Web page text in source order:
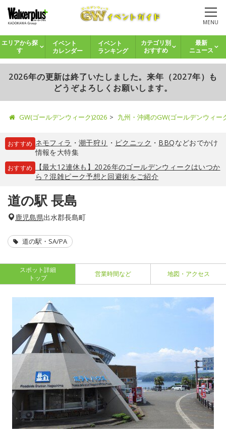
MENU
エリアから探
す
イベント
カレンダー
イベント
ランキング
カテゴリ別
おすすめ
最新
ニュース
2026年の更新は終了いたしました。来年（2027年）も
どうぞよろしくお願いします。
GW(ゴールデンウィーク)2026 九州・沖縄のGW(ゴールデンウィ
おすすめ ネモフィラ ・ 潮干狩り ・ ピクニック ・ BBQなどおでかけ
情報を大特集
おすすめ
【最大12連休も】2026年のゴールデンウィークはいつか
ら？混雑ピーク予想と回避術をご紹介
道の駅 長島
鹿児島県出水郡長島町
道の駅・SA/PA
スポット詳細
トップ
営業時間など 地図・アクセス